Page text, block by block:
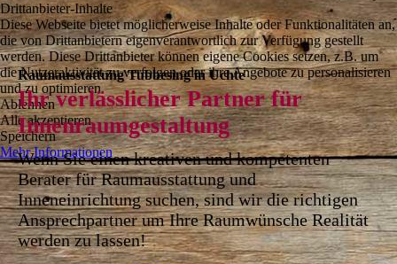
Raumaus­stattung Tubbesing in Uchte
Ihr verlässlicher Partner für
Innenraumgestaltung
Wenn Sie einen kreativen und kompetenten
Berater für Raumausstattung und
Inneneinrichtung suchen, sind wir die richtigen
Ansprechpartner um Ihre Raum­wünsche Realität
werden zu lassen!
Drittanbieter-Inhalte
Diese Webseite bietet möglicherweise Inhalte oder Funktionalitäten an,
die von Drittanbietern eigenverantwortlich zur Verfügung gestellt
werden. Diese Drittanbieter können eigene Cookies setzen, z.B. um
die Nutzeraktivität zu verfolgen oder ihre Angebote zu personalisieren
und zu optimieren.
Ablehnen
Alle akzeptieren
Speichern
Mehr Informationen